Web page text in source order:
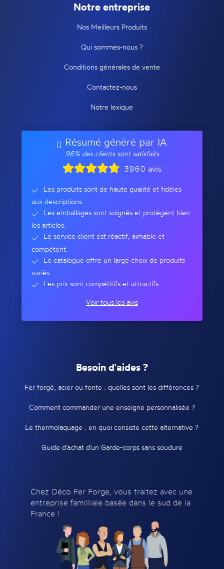
Notre entreprise
Nos Meilleurs Produits
Qui sommes-nous ?
Conditions générales de vente
Contactez-nous
Notre lexique
Résumé généré par IA
96% des clients sont satisfaits
3960 avis
Les produits sont de haute qualité et fidèles
aux descriptions.
Les emballages sont soignés et protègent bien
les articles.
Le service client est réactif, aimable et
compétent.
Le catalogue offre un large choix de produits
variés.
Les prix sont compétitifs et attractifs.
Voir tous les avis
Besoin d'aides ?
Fer forgé, acier ou fonte : quelles sont les différences ?
Comment commander une enseigne personnalisée ?
Le thermolaquage : en quoi consiste cette alternative ?
Guide d'achat d'un Garde-corps sans soudure
Chez Déco Fer Forge, vous traitez avec une
entreprise familliale basée dans le sud de la
France !